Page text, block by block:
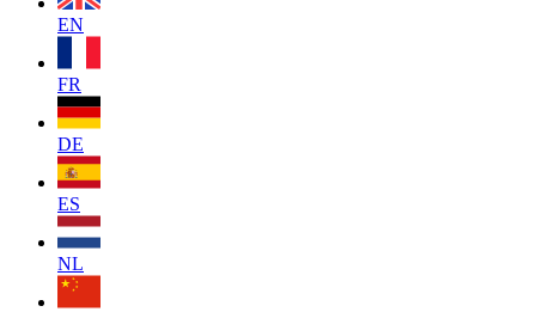
EN
FR
DE
ES
NL